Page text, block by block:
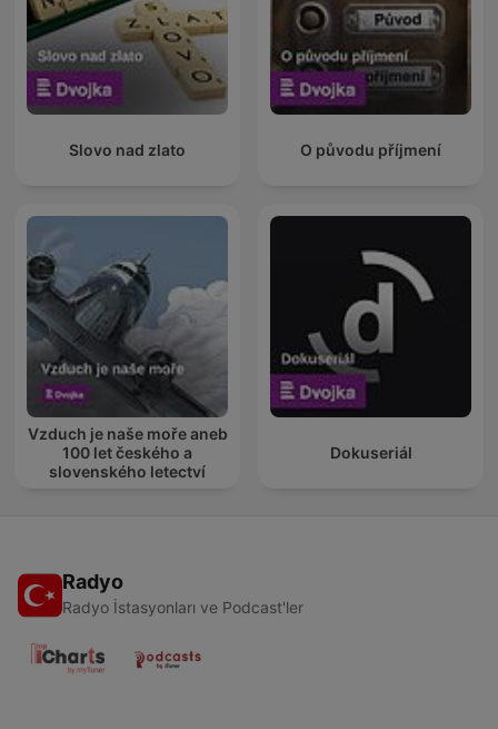
Slovo nad zlato O původu příjmení
Vzduch je naše moře aneb
100 let českého a
slovenského letectví
Dokuseriál
Radyo
Radyo İstasyonları ve Podcast'ler